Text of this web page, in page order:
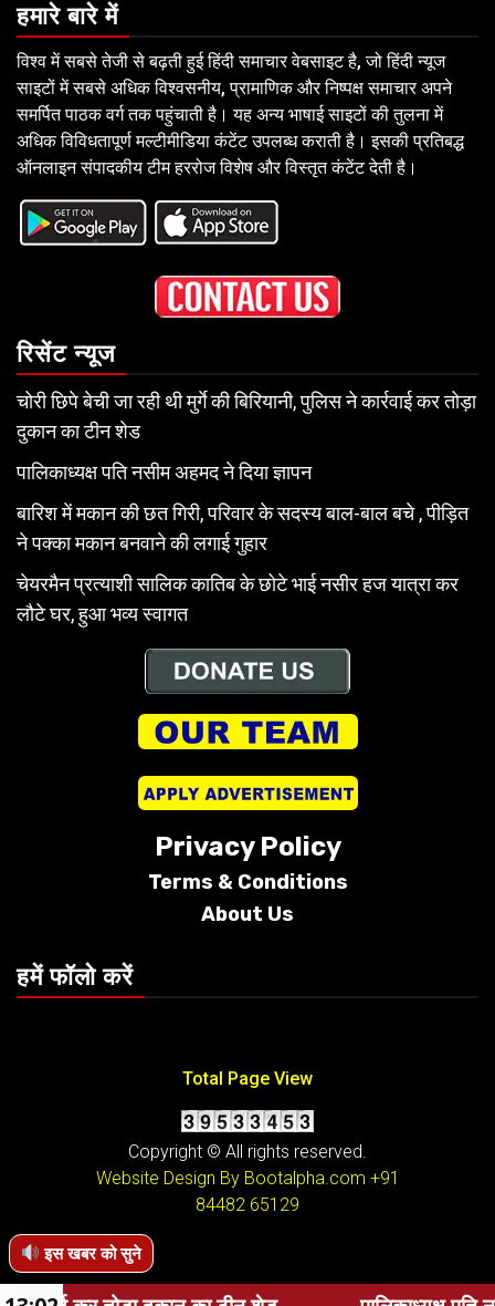
हमारे बारे में
विश्व में सबसे तेजी से बढ़ती हुई हिंदी समाचार वेबसाइट है, जो हिंदी न्यूज
साइटों में सबसे अधिक विश्वसनीय, प्रामाणिक और निष्पक्ष समाचार अपने
समर्पित पाठक वर्ग तक पहुंचाती है। यह अन्य भाषाई साइटों की तुलना में
अधिक विविधतापूर्ण मल्टीमीडिया कंटेंट उपलब्ध कराती है। इसकी प्रतिबद्ध
ऑनलाइन संपादकीय टीम हररोज विशेष और विस्तृत कंटेंट देती है।
रिसेंट न्यूज
चोरी छिपे बेची जा रही थी मुर्गे की बिरियानी, पुलिस ने कार्रवाई कर तोड़ा
दुकान का टीन शेड
पालिकाध्यक्ष पति नसीम अहमद ने दिया ज्ञापन
बारिश में मकान की छत गिरी, परिवार के सदस्य बाल-बाल बचे , पीड़ित
ने पक्का मकान बनवाने की लगाई गुहार
चेयरमैन प्रत्याशी सालिक कातिब के छोटे भाई नसीर हज यात्रा कर
लौटे घर, हुआ भव्य स्वागत
Privacy Policy
Terms & Conditions
About Us
हमें फॉलो करें
Total Page View
Copyright © All rights reserved.
Website Design By Bootalpha.com +91
84482 65129
इस खबर को सुने